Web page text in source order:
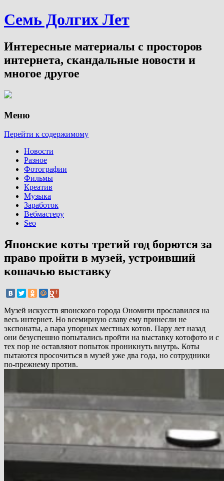
Семь Долгих Лет
Интересные материалы с просторов
интернета, скандальные новости и
многое другое
Меню
Перейти к содержимому
Новости
Разное
Фотографии
Фильмы
Креатив
Музыка
Заработок
Вебмастеру
Seo
Японские коты третий год борются за
право пройти в музей, устроивший
кошачью выставку
Музей искусств японского города Ономити прославился на
весь интернет. Но всемирную славу ему принесли не
экспонаты, а пара упорных местных котов. Пару лет назад
они безуспешно попытались пройти на выставку котофото и с
тех пор не оставляют попыток проникнуть внутрь. Коты
пытаются просочиться в музей уже два года, но сотрудники
по-прежнему против.